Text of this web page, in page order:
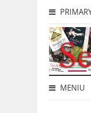
MENIU